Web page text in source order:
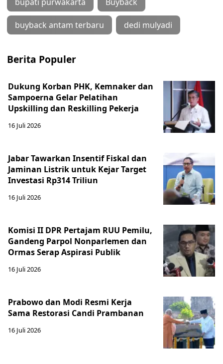
buyback antam terbaru dedi mulyadi
Berita Populer
Dukung Korban PHK, Kemnaker dan
Sampoerna Gelar Pelatihan
Upskilling dan Reskilling Pekerja
16 Juli 2026
Jabar Tawarkan Insentif Fiskal dan
Jaminan Listrik untuk Kejar Target
Investasi Rp314 Triliun
16 Juli 2026
Komisi II DPR Pertajam RUU Pemilu,
Gandeng Parpol Nonparlemen dan
Ormas Serap Aspirasi Publik
16 Juli 2026
Prabowo dan Modi Resmi Kerja
Sama Restorasi Candi Prambanan
16 Juli 2026